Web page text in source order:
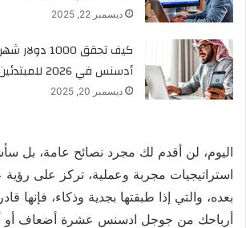
ديسمبر 22, 2025
كيف تحقق
أدسنس في 2026 للمبتدئين
ديسمبر 20, 2025
اليوم، لن أقدم لك مجرد نصائح عامة، بل
بعده، والتي إذا طبقتها بجدية وذكاء، فإنها
أرباحك من جوجل ادسنس عشرة أضعاف أو